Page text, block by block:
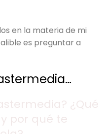
en la materia de mi
es preguntar a